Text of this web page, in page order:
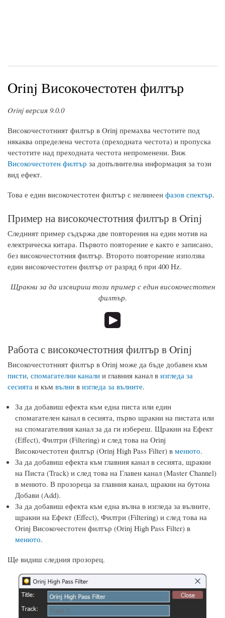
Orinj Високочестотен филтър
Orinj версия 9.0.0
Високочестотният филтър в Orinj премахва честотите под
някаква определена честота (преходната честота) и пропуска
честотите над преходната честота непроменени. Виж
Високочестотен филтър за допълнителна информация за този
вид ефект.
Това е един високочестотен филтър с нелинеен фазов спектър.
Пример на високочестотния филтър в Orinj
Следният пример съдържа две повторения на един мотив на
електрическа китара. Първото повторение е както е записано,
без високочестотния филтър. Второто повторение използва
един високочестотен филтър от разряд 6 при 400 Hz.
Щракни за да изсвириш този пример с един високочестотен
филтър.
Работа с високочестотния филтър в Orinj
Високочестотният филтър в Orinj може да бъде добавен към
писти, спомагателни канали и главния канал в изгледа за
сесията и към вълни в изгледа за вълните.
За да добавиш ефекта към една писта или един
спомагателен канал в сесията, първо щракни на пистата или
на спомагателния канал за да ги избереш. Щракни на Ефект
(Effect), Филтри (Filtering) и след това на Orinj
Високочестотен филтър (Orinj High Pass Filter) в менюто.
За да добавиш ефекта към главния канал в сесията, щракни
на Писта (Track) и след това на Главен канал (Master Channel)
в менюто. В прозореца за главния канал, щракни на бутона
Добави (Add).
За да добавиш ефекта към една вълна в изгледа за вълните,
щракни на Ефект (Effect), Филтри (Filtering) и след това на
Orinj Високочестотен филтър (Orinj High Pass Filter) в
менюто.
Ще видиш следния прозорец.